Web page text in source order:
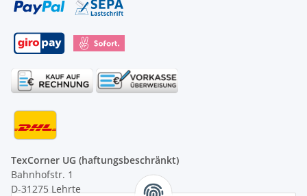
TexCorner UG (haftungsbeschränkt)
Bahnhofstr. 1
D-31275 Lehrte